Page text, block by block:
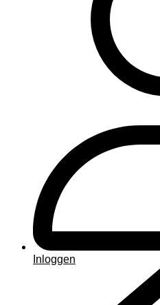
Inloggen